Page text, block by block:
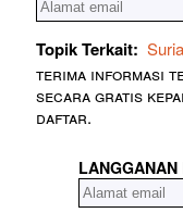
Topik Terkait:
terima informasi
secara gratis
daftar.